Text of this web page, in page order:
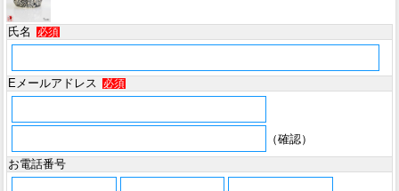
氏名 必須
Eメールアドレス 必須
（確認）
お電話番号